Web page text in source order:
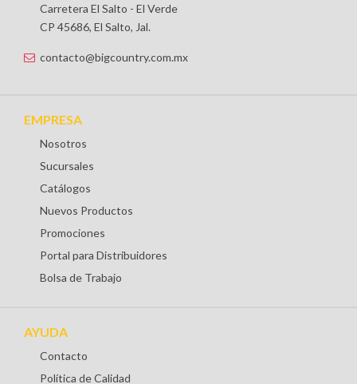
Carretera El Salto - El Verde
CP 45686, El Salto, Jal.
contacto@bigcountry.com.mx
EMPRESA
Nosotros
Sucursales
Catálogos
Nuevos Productos
Promociones
Portal para Distribuidores
Bolsa de Trabajo
AYUDA
Contacto
Política de Calidad